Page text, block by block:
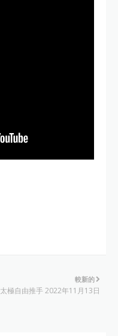
較新的
太極自由推手 2022年11月13日